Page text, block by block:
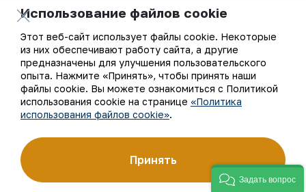
В текущем году мы приняли новый Закон «О
государственной гражданской службе».
Отныне прием на государственные
должности будет осуществляться
исключительно на конкурсной основе.
Работа всех руководителей будет
оцениваться по наиболее важным
Ежегодно будем обучать по 500
специалистов в лучших зарубежных вузах и
Использование файлов cookie
Этот веб-сайт использует файлы cookie. Некоторые
из них обеспечивают работу сайта, а другие
предназначены для улучшения пользовательского
опыта. Нажмите «Принять», чтобы принять наши
файлы cookie. Вы можете ознакомиться с Политикой
использования cookie на странице «Политика
использования файлов cookie».
Принять
Задать вопрос